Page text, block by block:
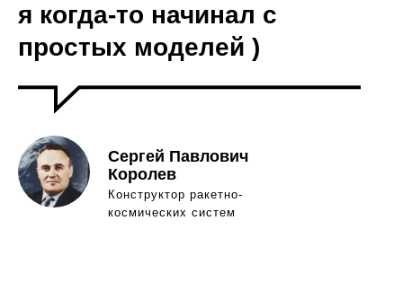
я когда-то начинал с
простых моделей )
Сергей Павлович
Королев
Конструктор ракетно-
космических систем